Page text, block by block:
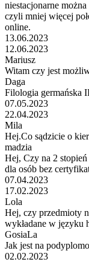
niestacjonarne
czyli mniej więcej
online.
13.06.2023
12.06.2023
Mariusz
Witam czy jest
Daga
Filologia germańska
07.05.2023
22.04.2023
Mila
Hej.Co sądzicie o
madzia
Hej, Czy na 2
dla osób bez
07.04.2023
17.02.2023
Lola
Hej, czy przedmioty
wykładane w języku
GosiaLa
Jak jest na
02.02.2023